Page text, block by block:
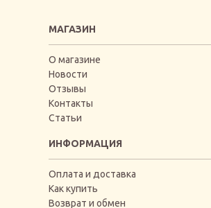
МАГАЗИН
О магазине
Новости
Отзывы
Контакты
Статьи
ИНФОРМАЦИЯ
Оплата и доставка
Как купить
Возврат и обмен